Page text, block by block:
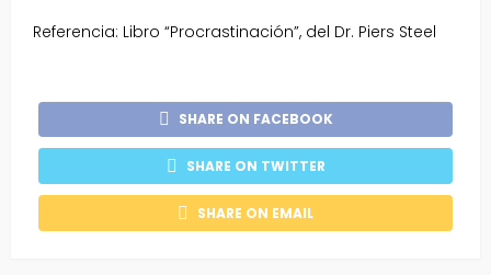
Referencia: Libro “Procrastinación”, del Dr. Piers Steel
SHARE ON FACEBOOK
SHARE ON TWITTER
SHARE ON EMAIL